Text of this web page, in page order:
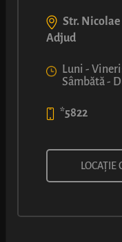
PIZZA
de Mozzarella, șuncă
Str. Nicolae
Adjud
Luni -
Sâmbătă -
*5822
LOCAȚIE